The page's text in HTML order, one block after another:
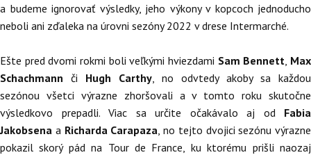
a budeme ignorovať výsledky, jeho výkony v kopcoch jednoducho
neboli ani zďaleka na úrovni sezóny 2022 v drese Intermarché.
Ešte pred dvomi rokmi boli veľkými hviezdami Sam Bennett Max
Schachmann či Hugh Carthy , no odvtedy akoby sa každou
sezónou všetci výrazne zhoršovali a v tomto roku skutočne
výsledkovo prepadli. Viac sa určite očakávalo aj od Fabia
Jakobsena a Richarda Carapaza , no tejto dvojici sezónu výrazne
pokazil skorý pád na Tour de France, ku ktorému prišli naozaj